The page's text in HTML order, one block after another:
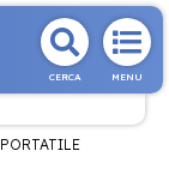
CERCA MENU
PORTATILE